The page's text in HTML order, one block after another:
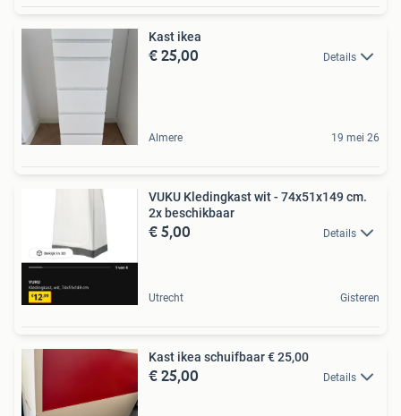
Kast ikea
€ 25,00 Details
Almere 19 mei 26
VUKU Kledingkast wit - 74x51x149 cm.
2x beschikbaar
€ 5,00 Details
Utrecht Gisteren
Kast ikea schuifbaar € 25,00
€ 25,00 Details